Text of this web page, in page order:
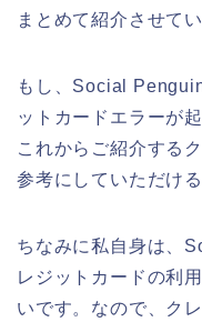
まとめて紹介させて
もし、Social
ットカードエラーが
これからご紹介する
参考にしていただけ
ちなみに私自身は、
レジットカードの利
いです。なので、ク